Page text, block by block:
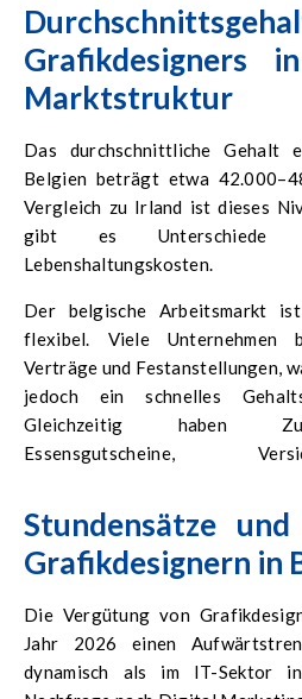
Grafikdesigners
Marktstruktur
Das durchschnittliche Gehalt
Belgien beträgt etwa
Vergleich zu Irland ist dieses
gibt es Unterschiede
Lebenshaltungskosten.
Der belgische Arbeitsmarkt
flexibel. Viele Unternehmen
Verträge und Festanstellungen,
jedoch ein schnelles
Gleichzeitig haben
Essensgutscheine,
Gesamteinkommen.
Stundensätze
Grafikdesignern in
Die Vergütung von
Jahr 2026 einen
dynamisch als im IT-Sektor